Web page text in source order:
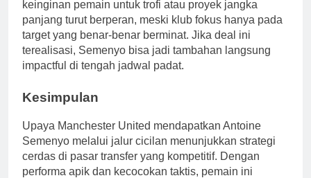
keinginan pemain untuk trofi atau proyek jangka
panjang turut berperan, meski klub fokus hanya pada
target yang benar-benar berminat. Jika deal ini
terealisasi, Semenyo bisa jadi tambahan langsung
impactful di tengah jadwal padat.
Kesimpulan
Upaya Manchester United mendapatkan Antoine
Semenyo melalui jalur cicilan menunjukkan strategi
cerdas di pasar transfer yang kompetitif. Dengan
performa apik dan kecocokan taktis, pemain ini